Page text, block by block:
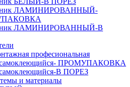
ЛАМИНИРОВАННЫЙ-
ЛАМИНИРОВАННЫЙ-В
професиональная
самоклеющийся- ПРОМУПАКОВКА
В ПОРЕЗ
и материалы